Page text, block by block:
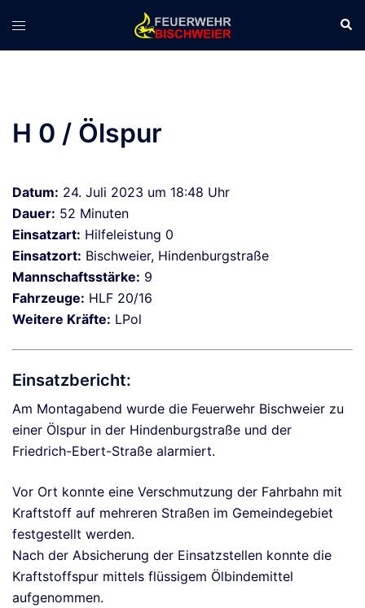
Inhalt
springen
Menü
H 0 / Ölspur
Datum: 24. Juli 2023 um 18:48 Uhr
Dauer: 52 Minuten
Einsatzart: Hilfeleistung 0
Einsatzort: Bischweier, Hindenburgstraße
Mannschaftsstärke: 9
Fahrzeuge: HLF 20/16
Weitere Kräfte: LPol
Einsatzbericht:
Am Montagabend wurde die Feuerwehr Bischweier zu
einer Ölspur in der Hindenburgstraße und der
Friedrich-Ebert-Straße alarmiert.
Vor Ort konnte eine Verschmutzung der Fahrbahn mit
Kraftstoff auf mehreren Straßen im Gemeindegebiet
festgestellt werden.
Nach der Absicherung der Einsatzstellen konnte die
Kraftstoffspur mittels flüssigem Ölbindemittel
aufgenommen.